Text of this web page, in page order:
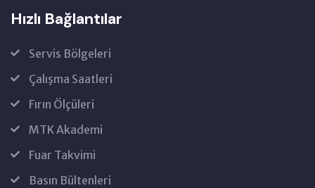
Hızlı Bağlantılar
Servis Bölgeleri
Çalışma Saatleri
Fırın Ölçüleri
MTK Akademi
Fuar Takvimi
Basın Bültenleri